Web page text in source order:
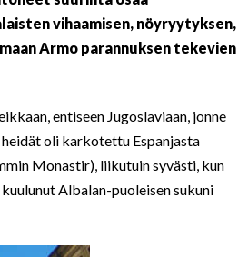
vihaamisen, nöyryytyksen,
Armo parannuksen tekevien
entiseen Jugoslaviaan, jonne
heidät oli karkotettu Espanjasta
Monastir), liikutuin syvästi, kun
Albalan-puoleisen sukuni